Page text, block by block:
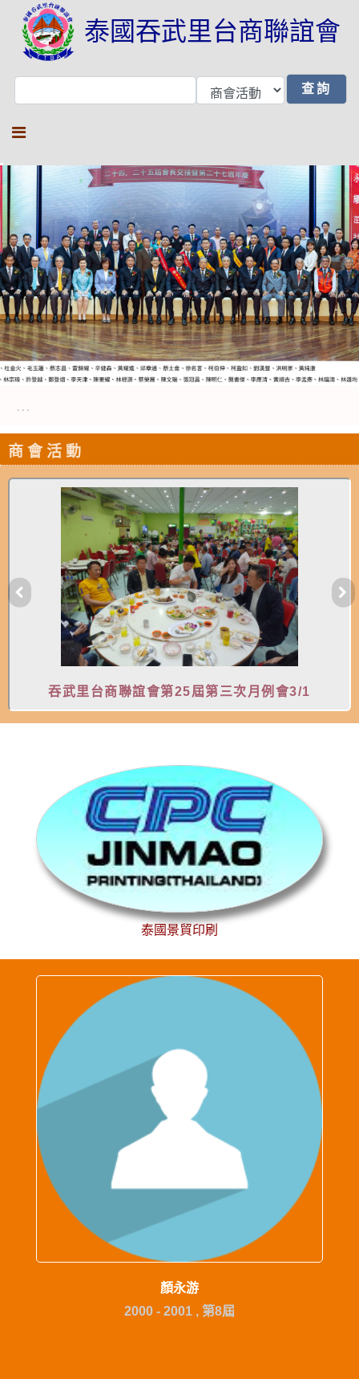
泰國吞武里台商聯誼會
...
商會活動
吞武里台商聯誼會第25屆第三次月例會3/1
泰國景貿印刷
顏永游
2000 - 2001 , 第8屆